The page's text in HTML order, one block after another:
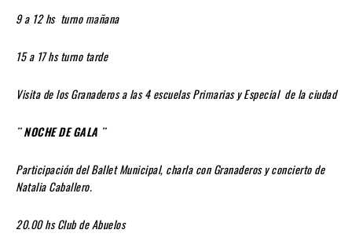
9 a 12 hs turno mañana
15 a 17 hs turno tarde
Visita de los Granaderos a las 4 escuelas Primarias y Especial de la ciudad
¨ NOCHE DE GALA ¨
Participación del Ballet Municipal, charla con Granaderos y concierto de
Natalia Caballero.
20.00 hs Club de Abuelos